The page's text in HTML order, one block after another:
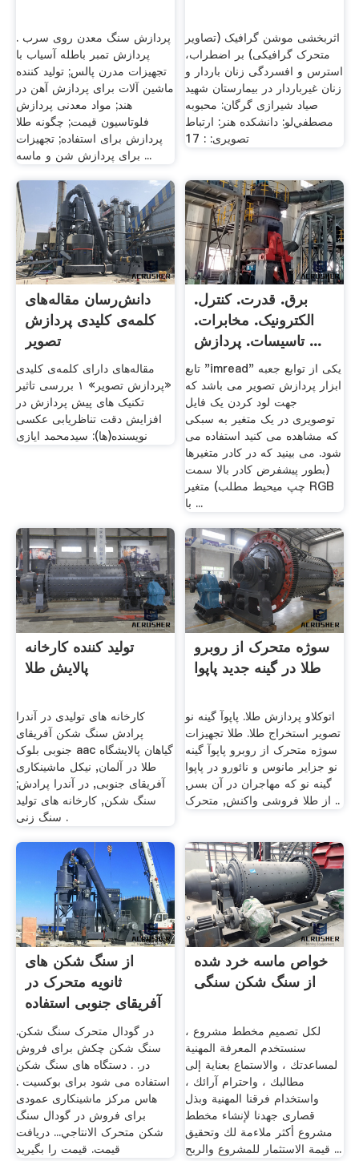
پردازش سنگ معدن روی سرب .
پردازش تمبر باطله آسیاب با
تجهیزات مدرن پالس; تولید کننده
ماشین آلات برای پردازش آهن در
هند; مواد معدنی پردازش
فلوتاسیون قیمت; چگونه طلا
پردازش برای استفاده; تجهیزات
برای پردازش شن و ماسه ...
اثربخشی موشن گرافیک (تصاویر
متحرک گرافیکی) بر اضطراب،
استرس و افسردگی زنان باردار و
زنان غیرباردار در بیمارستان شهید
صیاد شیرازی گرگان: محبوبه
مصطفي‌لو: دانشکده هنر: ارتباط
تصويرى: : 17
دانش‌رسان مقاله‌های
کلمه‌ی کلیدی پردازش
تصویر
مقاله‌های دارای کلمه‌ی کلیدی
«پردازش تصویر» ۱ بررسی تاثیر
تکنیک های پیش پردازش در
افزایش دقت تناظریابی عکسی
نویسنده(ها): سیدمحمد ایازی
برق. قدرت. کنترل.
الکترونیک. مخابرات.
تاسیسات. پردازش ...
تابع "imread" یکی از توابع جعبه
ابزار پردازش تصویر می باشد که
جهت لود کردن یک فایل
توصویری در یک متغیر به سبکی
که مشاهده می کنید استفاده می
شود. می بینید که در کادر متغیرها
(بطور پیشفرض کادر بالا سمت
چپ میحیط مطلب) متغیر RGB
با ...
تولید کننده کارخانه
پالایش طلا
کارخانه های تولیدی در آندرا
پرادش سنگ شکن آفریقای
جنوبی بلوک aac گیاهان پالایشگاه
طلا در آلمان, نیکل ماشینکاری
آفریقای جنوبی, در آندرا پرادش;
سنگ شکن, کارخانه های تولید
سنگ زنی .
سوژه متحرک از روبرو
طلا در گینه جدید پاپوا
اتوکلاو پردازش طلا. پاپوآ گینه نو
تصویر استخراج طلا. طلا تجهیزات
سوژه متحرک از روبرو پاپوآ گینه
نو جزایر مانوس و نائورو در پاپوا
گینه نو که مهاجران در آن بسر,
از طلا فروشی واکنش, متحرک ..
از سنگ شکن های
ثانویه متحرک در
آفریقای جنوبی استفاده
شده است
در گودال متحرک سنگ شکن.
سنگ شکن چکش برای فروش
در. . دستگاه های سنگ شکن
استفاده می شود برای بوکسیت .
هاس مرکز ماشینکاری عمودی
برای فروش در گودال سنگ
شکن متحرک الانتاجي... دریافت
قیمت. قیمت را بگیرید
خواص ماسه خرد شده
از سنگ شکن سنگی
لكل تصميم مخطط مشروع ،
سنستخدم المعرفة المهنية
لمساعدتك ، والاستماع بعناية إلى
مطالبك ، واحترام آرائك ،
واستخدام فرقنا المهنية وبذل
قصارى جهدنا لإنشاء مخطط
مشروع أكثر ملاءمة لك وتحقيق
قيمة الاستثمار للمشروع والربح ...